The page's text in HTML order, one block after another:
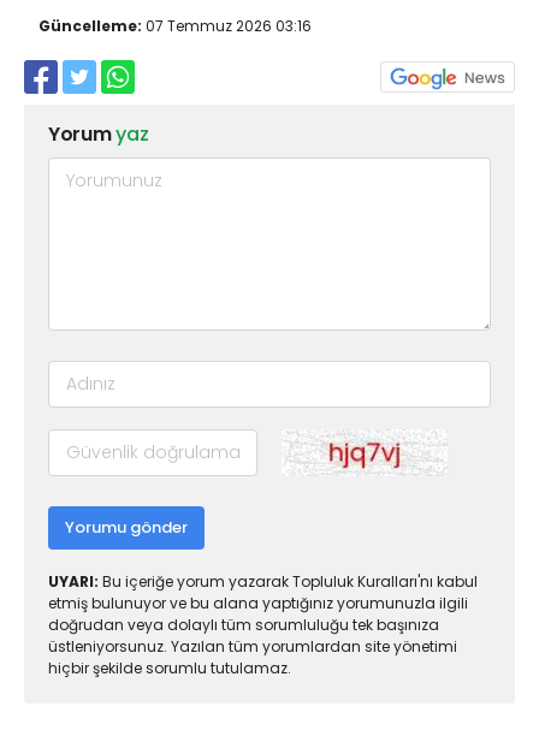
Güncelleme: 07 Temmuz 2026 03:16
Yorumyaz
Yorumu gönder
UYARI: Bu içeriğe yorum yazarak Topluluk Kuralları'nı kabul
etmiş bulunuyor ve bu alana yaptığınız yorumunuzla ilgili
doğrudan veya dolaylı tüm sorumluluğu tek başınıza
üstleniyorsunuz. Yazılan tüm yorumlardan site yönetimi
hiçbir şekilde sorumlu tutulamaz.